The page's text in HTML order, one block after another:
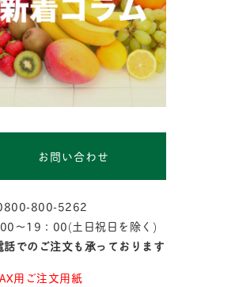
お問い合わせ
800-5262
〜19：00(土日祝日を除く)
話でのご注文も承っております
用ご注文用紙